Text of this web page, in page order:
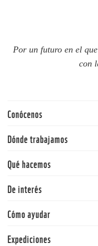
Por un futuro en el
con
Conócenos
60 aniversario
Nuestras políticas
Dónde trabajamos
Andes
Orinoquia
Qué hacemos
Cambio climático y energía
De interés
Y la Naturaleza qué
Informe Planeta Vivo
Cómo ayudar
Expediciones